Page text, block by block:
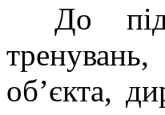
До
об’єкта,